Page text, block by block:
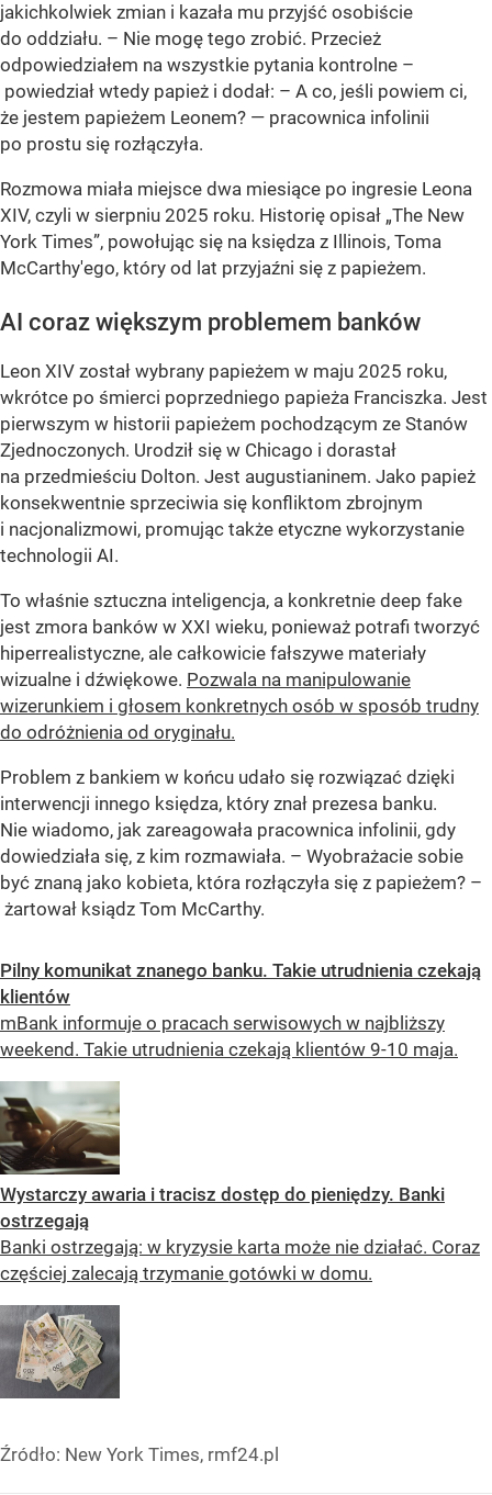
jakichkolwiek zmian i kazała mu przyjść osobiście
do oddziału. – Nie mogę tego zrobić. Przecież
odpowiedziałem na wszystkie pytania kontrolne –
powiedział wtedy papież i dodał: – A co, jeśli powiem ci,
że jestem papieżem Leonem? — pracownica infolinii
po prostu się rozłączyła.
Rozmowa miała miejsce dwa miesiące po ingresie Leona
XIV, czyli w sierpniu 2025 roku. Historię opisał „The New
York Times”, powołując się na księdza z Illinois, Toma
McCarthy'ego, który od lat przyjaźni się z papieżem.
AI coraz większym problemem banków
Leon XIV został wybrany papieżem w maju 2025 roku,
wkrótce po śmierci poprzedniego papieża Franciszka. Jest
pierwszym w historii papieżem pochodzącym ze Stanów
Zjednoczonych. Urodził się w Chicago i dorastał
na przedmieściu Dolton. Jest augustianinem. Jako papież
konsekwentnie sprzeciwia się konfliktom zbrojnym
i nacjonalizmowi, promując także etyczne wykorzystanie
technologii AI.
To właśnie sztuczna inteligencja, a konkretnie deep fake
jest zmora banków w XXI wieku, ponieważ potrafi tworzyć
hiperrealistyczne, ale całkowicie fałszywe materiały
wizualne i dźwiękowe. Pozwala na manipulowanie
wizerunkiem i głosem konkretnych osób w sposób trudny
do odróżnienia od oryginału.
Problem z bankiem w końcu udało się rozwiązać dzięki
interwencji innego księdza, który znał prezesa banku.
Nie wiadomo, jak zareagowała pracownica infolinii, gdy
dowiedziała się, z kim rozmawiała. – Wyobrażacie sobie
być znaną jako kobieta, która rozłączyła się z papieżem? –
żartował ksiądz Tom McCarthy.
Pilny komunikat znanego banku. Takie utrudnienia czekają
klientów
mBank informuje o pracach serwisowych w najbliższy
weekend. Takie utrudnienia czekają klientów 9-10 maja.
Wystarczy awaria i tracisz dostęp do pieniędzy. Banki
ostrzegają
Banki ostrzegają: w kryzysie karta może nie działać. Coraz
częściej zalecają trzymanie gotówki w domu.
Źródło: New York Times, rmf24.pl